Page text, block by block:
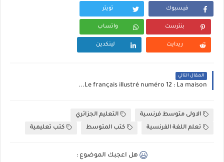
فيسبوك تويتر
بنترست واتساب
ريدايت لينكدين
المقال التالي
Le français illustré numéro 12 : La maison...
الاولى متوسط فرنسية
التعليم الجزائري
تعلم اللغة الفرنسية
كتب المتوسط كتب تعليمية
هل اعجبك الموضوع :